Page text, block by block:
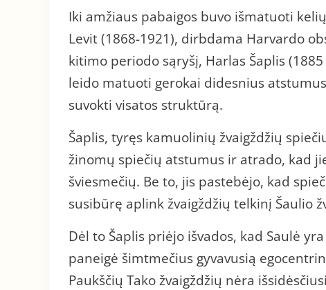
Iki amžiaus pabaigos buvo išmatuoti
Levit (1868-1921), dirbdama Harvardo
kitimo periodo sąryšį, Harlas Šaplis
leido matuoti gerokai didesnius
suvokti visatos struktūrą.
Šaplis, tyręs kamuolinių žvaigždžių
žinomų spiečių atstumus ir atrado, kad
šviesmečių. Be to, jis pastebėjo, kad
susibūrę aplink žvaigždžių telkinį Šaulio
Dėl to Šaplis priėjo išvados, kad Saulė
paneigė šimtmečius gyvavusią
Paukščių Tako žvaigždžių nėra